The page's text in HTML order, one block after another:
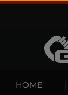
HOME